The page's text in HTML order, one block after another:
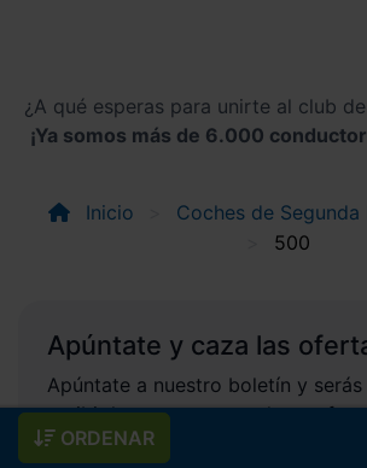
ORDENAR
¿A qué esperas para unirte al club
¡Ya somos más de 6.000
Inicio Coches de Segunda
500
Apúntate y caza las
Apúntate a nuestro boletín y
recibir las nuevas entradas y
Correo electrónico